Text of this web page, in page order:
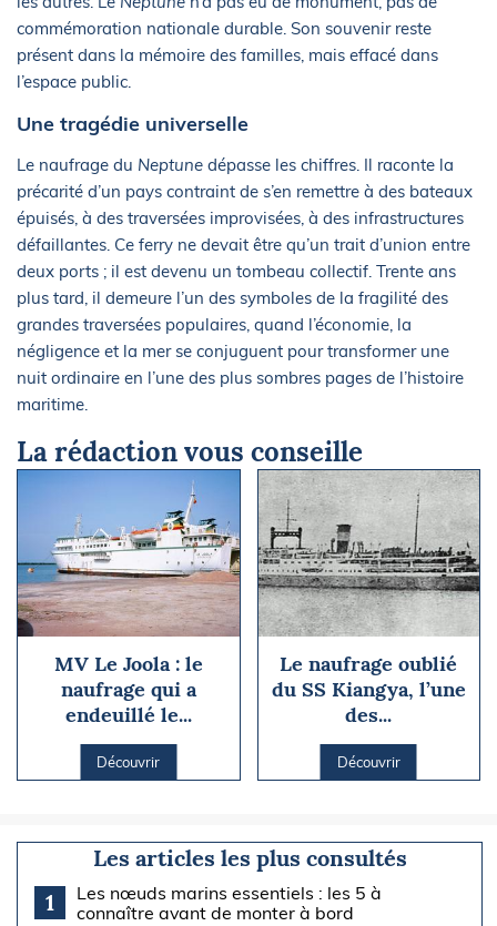
commémoration nationale durable. Son souvenir reste
présent dans la mémoire des familles, mais effacé dans
l’espace public.
Une tragédie universelle
Le naufrage du Neptune dépasse les chiffres. Il raconte la
précarité d’un pays contraint de s’en remettre à des bateaux
épuisés, à des traversées improvisées, à des infrastructures
défaillantes. Ce ferry ne devait être qu’un trait d’union entre
deux ports ; il est devenu un tombeau collectif. Trente ans
plus tard, il demeure l’un des symboles de la fragilité des
grandes traversées populaires, quand l’économie, la
négligence et la mer se conjuguent pour transformer une
nuit ordinaire en l’une des plus sombres pages de l’histoire
maritime.
La rédaction vous conseille
MV Le Joola : le
naufrage qui a
endeuillé le...
Découvrir
Le naufrage oublié
du SS Kiangya, l’une
des...
Découvrir
Les articles les plus consultés
1
Les nœuds marins essentiels : les 5 à
connaître avant de monter à bord